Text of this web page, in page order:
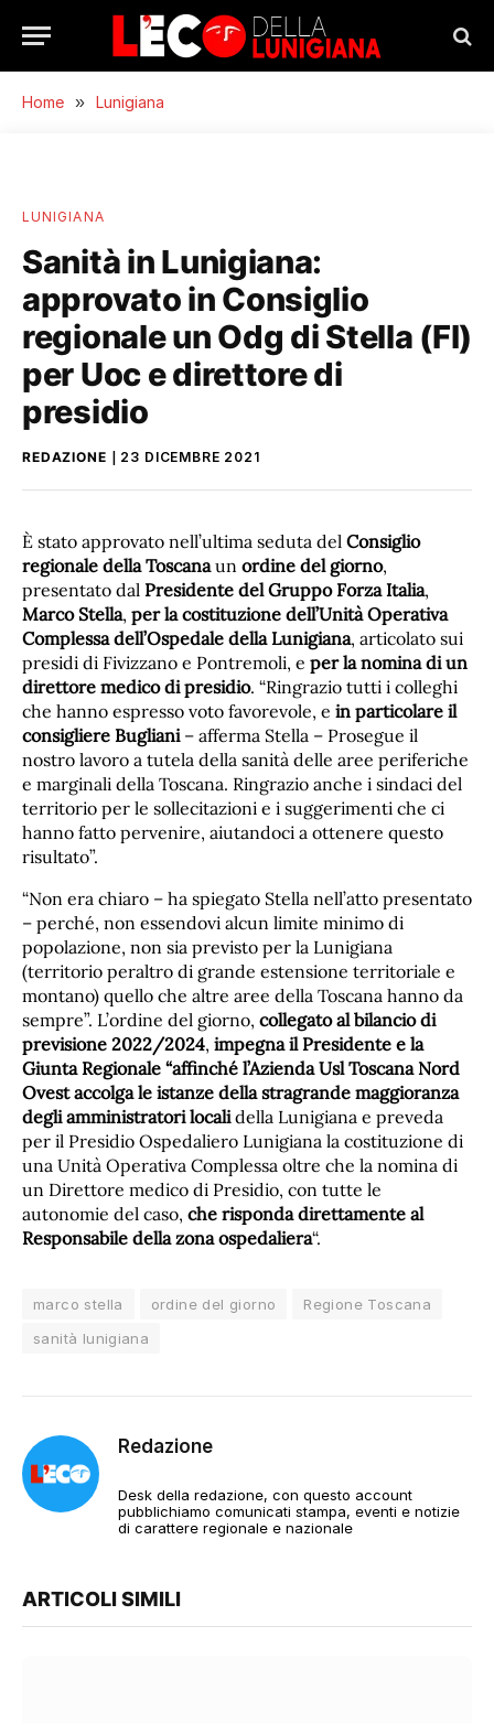
Home » Lunigiana
LUNIGIANA
Sanità in Lunigiana:
approvato in Consiglio
regionale un Odg di Stella (FI)
per Uoc e direttore di
presidio
REDAZIONE 23 DICEMBRE 2021
È stato approvato nell’ultima seduta del Consiglio
regionale della Toscanaun ordine del giorno,
presentato dal Presidente del Gruppo Forza Italia,
Marco Stella, per la costituzione dell’Unità Operativa
Complessa dell’Ospedale della Lunigiana, articolato sui
presidi di Fivizzano e Pontremoli, e per la nomina di un
direttore medico di presidio. “Ringrazio tutti i colleghi
che hanno espresso voto favorevole, e in particolare il
consigliere Bugliani– afferma Stella – Prosegue il
nostro lavoro a tutela della sanità delle aree periferiche
e marginali della Toscana. Ringrazio anche i sindaci del
territorio per le sollecitazioni e i suggerimenti che ci
hanno fatto pervenire, aiutandoci a ottenere questo
risultato”.
“Non era chiaro – ha spiegato Stella nell’atto presentato
– perché, non essendovi alcun limite minimo di
popolazione, non sia previsto per la Lunigiana
(territorio peraltro di grande estensione territoriale e
montano) quello che altre aree della Toscana hanno da
sempre”. L’ordine del giorno, collegato al bilancio di
previsione 2022/2024, impegna il Presidente e la
Giunta Regionale “affinché l’Azienda Usl Toscana Nord
Ovest accolga le istanze della stragrande maggioranza
degli amministratori localidella Lunigiana e preveda
per il Presidio Ospedaliero Lunigiana la costituzione di
una Unità Operativa Complessa oltre che la nomina di
un Direttore medico di Presidio, con tutte le
autonomie del caso, che risponda direttamente al
Responsabile della zona ospedaliera“.
marco stella ordine del giorno
Regione Toscana
sanità lunigiana
Redazione
Desk della redazione, con questo account
pubblichiamo comunicati stampa, eventi e notizie
di carattere regionale e nazionale
ARTICOLI SIMILI